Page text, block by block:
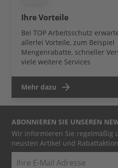
Ihre Vorteile
Bei TOP Arbeitsschutz
allerlei Vorteile, zum Beispiel
Mengenrabatte, schneller
viele weitere Services
Mehr dazu
ABONNIEREN SIE UNSEREN
Wir informieren Sie regelmäßig
neusten Artikel und
E-Mail